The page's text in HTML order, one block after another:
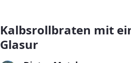
Kalbsrollbraten mit
Glasur